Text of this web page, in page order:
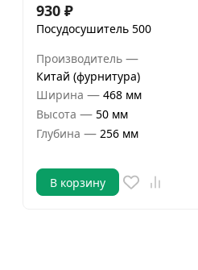
930 ₽
Посудосушитель 500
Производитель —
Китай (фурнитура)
Ширина — 468 мм
Высота — 50 мм
Глубина — 256 мм
В корзину